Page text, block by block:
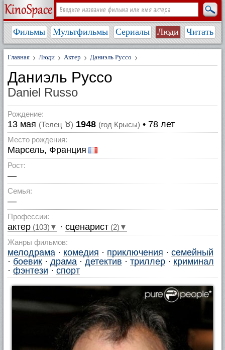
Фильмы Мультфильмы Сериалы Люди Читать
Главная Люди Актер Даниэль Руссо
Даниэль Руссо
Daniel Russo
Рождение:
13 мая (Телец ♉) 1948 (год Крысы) • 78 лет
Место рождения:
Марсель, Франция
Рост:
—
Семья:
—
Профессии:
актер (103)▼ · сценарист (2)▼
Жанры фильмов:
мелодрама · комедия · приключения · семейный
· боевик · драма · детектив · триллер · криминал
· фэнтези · спорт